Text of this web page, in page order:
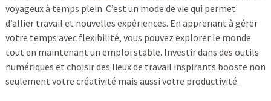
voyageux à temps plein. C’est un mode de vie qui permet
d’allier travail et nouvelles expériences. En apprenant à gérer
votre temps avec flexibilité, vous pouvez explorer le monde
tout en maintenant un emploi stable. Investir dans des outils
numériques et choisir des lieux de travail inspirants booste non
seulement votre créativité mais aussi votre productivité.